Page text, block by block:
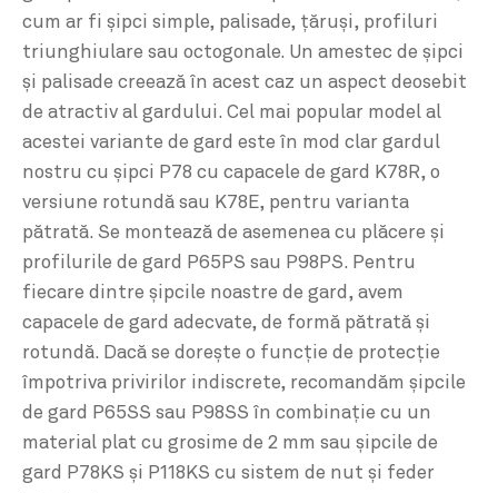
cum ar fi şipci simple, palisade, ţăruşi, profiluri
triunghiulare sau octogonale. Un amestec de şipci
şi palisade creează în acest caz un aspect deosebit
de atractiv al gardului. Cel mai popular model al
acestei variante de gard este în mod clar gardul
nostru cu şipci P78 cu capacele de gard K78R, o
versiune rotundă sau K78E, pentru varianta
pătrată. Se montează de asemenea cu plăcere şi
profilurile de gard P65PS sau P98PS. Pentru
fiecare dintre şipcile noastre de gard, avem
capacele de gard adecvate, de formă pătrată şi
rotundă. Dacă se doreşte o funcţie de protecţie
împotriva privirilor indiscrete, recomandăm şipcile
de gard P65SS sau P98SS în combinaţie cu un
material plat cu grosime de 2 mm sau şipcile de
gard P78KS şi P118KS cu sistem de nut şi feder